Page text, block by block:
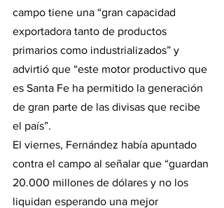
campo tiene una “gran capacidad
exportadora tanto de productos
primarios como industrializados” y
advirtió que “este motor productivo que
es Santa Fe ha permitido la generación
de gran parte de las divisas que recibe
el país”.
El viernes, Fernández había apuntado
contra el campo al señalar que “guardan
20.000 millones de dólares y no los
liquidan esperando una mejor